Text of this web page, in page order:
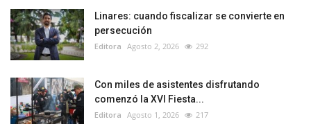
Linares: cuando fiscalizar se convierte en
persecución
Editora Agosto 2, 2026 292
Con miles de asistentes disfrutando
comenzó la XVI Fiesta...
Editora Agosto 1, 2026 217